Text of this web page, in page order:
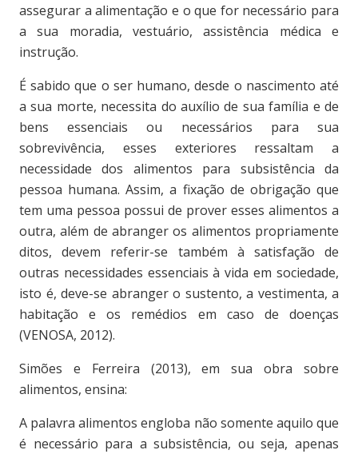
assegurar a alimentação e o que for necessário para
a sua moradia, vestuário, assistência médica e
instrução.
É sabido que o ser humano, desde o nascimento até
a sua morte, necessita do auxílio de sua família e de
bens essenciais ou necessários para sua
sobrevivência, esses exteriores ressaltam a
necessidade dos alimentos para subsistência da
pessoa humana. Assim, a fixação de obrigação que
tem uma pessoa possui de prover esses alimentos a
outra, além de abranger os alimentos propriamente
ditos, devem referir-se também à satisfação de
outras necessidades essenciais à vida em sociedade,
isto é, deve-se abranger o sustento, a vestimenta, a
habitação e os remédios em caso de doenças
(VENOSA, 2012).
Simões e Ferreira (2013), em sua obra sobre
alimentos, ensina:
A palavra alimentos engloba não somente aquilo que
é necessário para a subsistência, ou seja, apenas